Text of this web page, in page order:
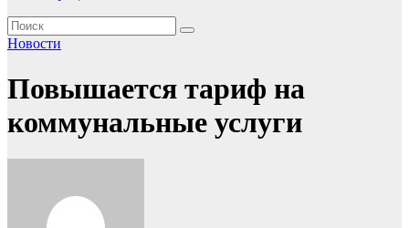
Новости
Повышается тариф на
коммунальные услуги